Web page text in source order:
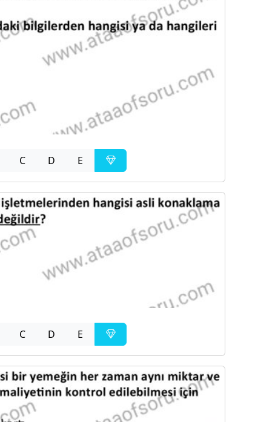
C D E
C D E